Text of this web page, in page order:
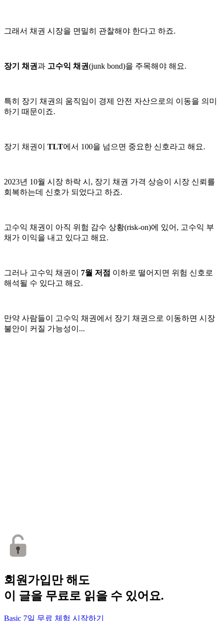
그래서 채권 시장을 면밀히 관찰해야 한다고 하죠.
장기 채권과 고수익 채권(junk bond)을 주목해야 해요.
특히 장기 채권의 움직임이 경제 안전 자산으로의 이동을 의미
하기 때문이죠.
장기 채권이 TLT에서 100을 넘으면 중요한 신호라고 해요.
2023년 10월 시장 하락 시, 장기 채권 가격 상승이 시장 신뢰를
회복하는데 신호가 되었다고 하죠.
고수익 채권이 아직 위험 감수 상황(risk-on)에 있어, 고수익 부
채가 이익을 내고 있다고 해요.
그러나 고수익 채권이 7월 저점 이하로 떨어지면 위험 신호로
해석될 수 있다고 해요.
만약 사람들이 고수익 채권에서 장기 채권으로 이동하면 시장
불안이 커질 가능성이...
회원가입만 해도
이 글을 무료로 읽을 수 있어요.
Basic 7일 무료 체험 시작하기